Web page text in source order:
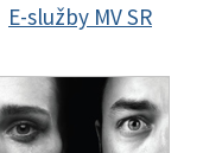
E-služby MV SR